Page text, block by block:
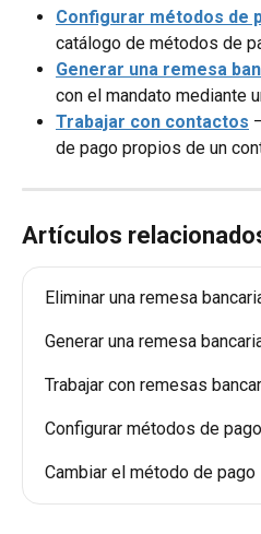
Configurar métodos de
catálogo de métodos de
Generar una remesa
con el mandato mediante
Trabajar con contactos
de pago propios de un
Artículos
Eliminar una remesa
Generar una remesa
Trabajar con remesas
Configurar métodos de pago
Cambiar el método de pago